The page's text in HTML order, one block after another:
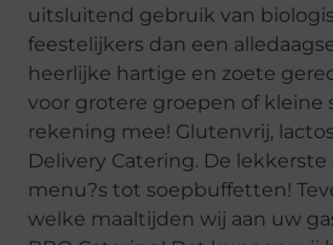
uitsluitend gebruik van
feestelijkers dan een
heerlijke hartige en zoete
voor grotere groepen of
rekening mee! Glutenvrij,
Delivery Catering. De
menu?s tot soepbuffetten!
welke maaltijden wij aan uw